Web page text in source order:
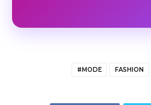
#MODE FASHION